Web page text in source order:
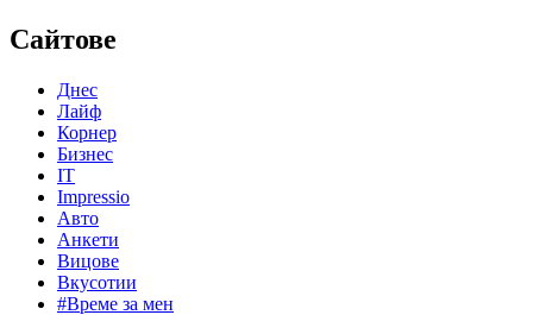
Сайтове
Днес
Лайф
Корнер
Бизнес
IT
Impressio
Авто
Анкети
Вицове
Вкусотии
#Време за мен